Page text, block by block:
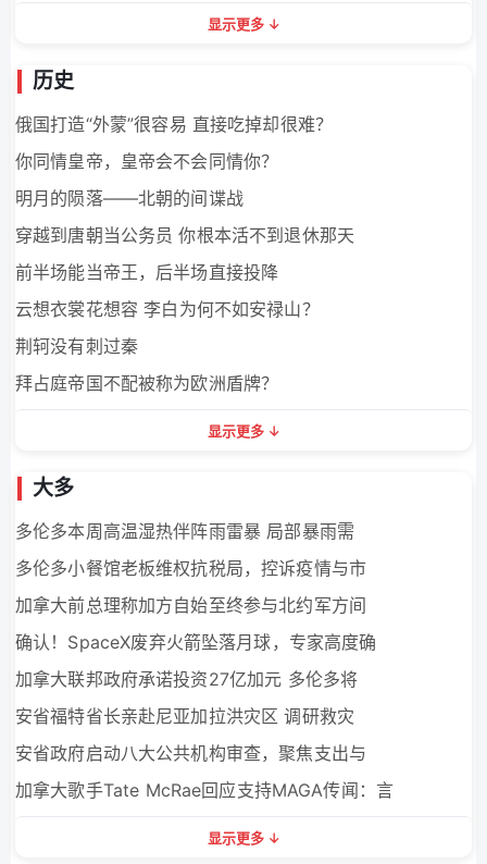
0
显示更多
历史
俄国打造“外蒙”很容易 直接吃掉却很难？
你同情皇帝，皇帝会不会同情你？
明月的陨落——北朝的间谍战
穿越到唐朝当公务员 你根本活不到退休那天
前半场能当帝王，后半场直接投降
云想衣裳花想容 李白为何不如安禄山？
荆轲没有刺过秦
拜占庭帝国不配被称为欧洲盾牌？
显示更多
大多
多伦多本周高温湿热伴阵雨雷暴 局部暴雨需
多伦多小餐馆老板维权抗税局，控诉疫情与市
加拿大前总理称加方自始至终参与北约军方间
确认！SpaceX废弃火箭坠落月球，专家高度确
加拿大联邦政府承诺投资27亿加元 多伦多将
安省福特省长亲赴尼亚加拉洪灾区 调研救灾
安省政府启动八大公共机构审查，聚焦支出与
加拿大歌手Tate McRae回应支持MAGA传闻：言
显示更多